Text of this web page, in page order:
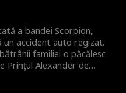
apară scântei. Niciunul
este de fapt
lui Cathy, pe care l-au
timpul.
a bandei Scorpion,
un accident auto regizat.
familiei o păcălesc
Prințul Alexander de